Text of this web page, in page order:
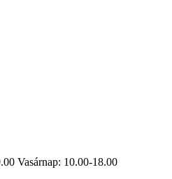
Vasárnap: 10.00-18.00